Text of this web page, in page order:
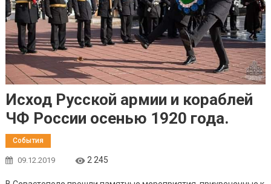
Исход Русской армии и кораблей
ЧФ России осенью 1920 года.
События
09.12.2019 2 245